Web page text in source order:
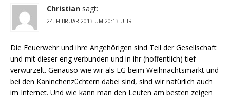
Christian sagt:
24. FEBRUAR 2013 UM 20:13 UHR
Die Feuerwehr und ihre Angehörigen sind Teil der Gesellschaft
und mit dieser eng verbunden und in ihr (hoffentlich) tief
verwurzelt. Genauso wie wir als LG beim Weihnachtsmarkt und
bei den Kaninchenzüchtern dabei sind, sind wir natürlich auch
im Internet. Und wie kann man den Leuten am besten zeigen